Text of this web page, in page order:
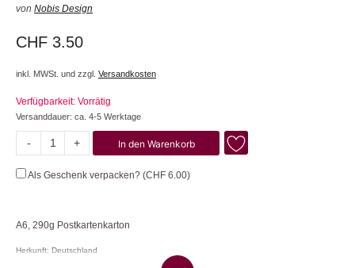
von Nobis Design
CHF 3.50
inkl. MWSt. und zzgl. Versandkosten
Verfügbarkeit: Vorrätig
Versanddauer: ca. 4-5 Werktage
-
Birthday
Menge
+ In den Warenkorb
Als Geschenk verpacken? (CHF 6.00)
A6, 290g Postkartenkarton
Herkunft: Deutschland